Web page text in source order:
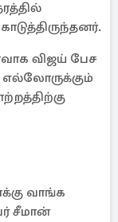
விஜய் பேச
எல்லோருக்கும்
வாங்க
சீமான்